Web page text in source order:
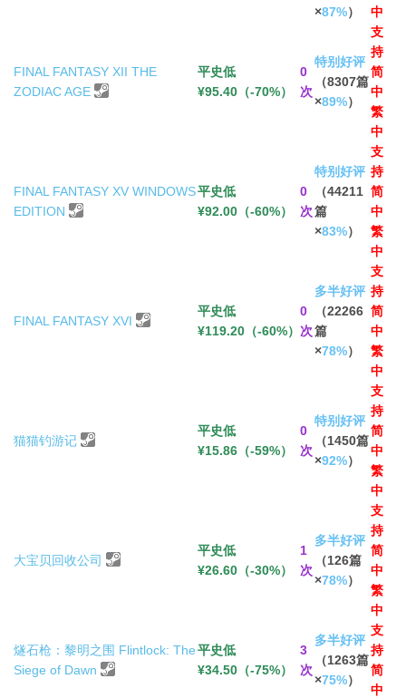
×87%）
中
FINAL FANTASY XII THE
ZODIAC AGE
平史低
¥95.40（-70%）
0
次
特别好评
（8307篇
×89%）
支
持
简
中
繁
中
FINAL FANTASY XV WINDOWS
EDITION
平史低
¥92.00（-60%）
0
次
特别好评
（44211
篇
×83%）
支
持
简
中
繁
中
FINAL FANTASY XVI
平史低
¥119.20（-60%）
0
次
多半好评
（22266
篇
×78%）
支
持
简
中
繁
中
猫猫钓游记
平史低
¥15.86（-59%）
0
次
特别好评
（1450篇
×92%）
支
持
简
中
繁
中
大宝贝回收公司
平史低
¥26.60（-30%）
1
次
多半好评
（126篇
×78%）
支
持
简
中
繁
中
燧石枪：黎明之围 Flintlock: The
Siege of Dawn
平史低
¥34.50（-75%）
3
次
多半好评
（1263篇
×75%）
支
持
简
中